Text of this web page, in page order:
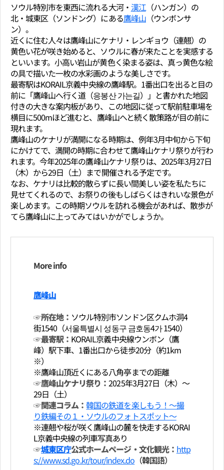
ソウル特別市を東西に流れる大河・ 漢江（ハンガン）の
北・城東区（ソンドング）にある鷹峰山（ウンボンサ
ン）。
近くに住む人々は鷹峰山にケナリ・レンギョウ（連翹）の
黄色い花が咲き始めると、ソウルに春が来たことを実感する
といいます。小高い岩山が黄色く染まる姿は、真っ黄色な絵
の具で描いた一枚の水彩画のような美しさです。
最寄駅はKORAIL京義中央線の鷹峰駅。1番出口を出ると目の
前に「鷹峰山へ行く道（응봉산 가는길）」と書かれた地図
付きの大きな案内板があり、この地図に従って駅前駐車場を
横目に500mほど進むと、鷹峰山へと続く散策路が目の前に
現れます。
鷹峰山のケナリが満開になる時期は、例年3月中旬から下旬
にかけてで、満開の時期に合わせて鷹峰山ケナリ祭りが行わ
れます。今年2025年の鷹峰山ケナリ祭りは、2025年3月27日
（木）から29日（土）まで開催される予定です。
なお、ケナリは比較的散らずに長い間美しい姿を私たちに
見せてくれるので、お祭りの後もしばらくはきれいな景色が
楽しめます。この時期ソウルを訪れる機会があれば、散歩が
てら鷹峰山に上ってみてはいかがでしょうか。
More info
鷹峰山
☞所在地： ソウル特別市ソンドン区クムホ洞4
街1540（서울특별시 성동구 금호동4가 1540）
☞最寄駅： KORAIL京義中央線ウンボン（鷹
峰）駅下車、1番出口から徒歩20分（約1km
※）
※鷹峰山頂近くにある八角亭までの距離
☞鷹峰山ケナリ祭り：2025年3月27日（木）～
29日（土）
☞関連コラム：韓国の鉄道を楽しもう！～撮
り鉄編その１・ソウルのフォトスポット～
※連翹や桜が咲く鷹峰山の麓を快走するKORAI
L京義中央線の列車写真あり
☞城東区庁公式ホームページ・文化観光： http
s://www.sd.go.kr/tour/index.do （韓国語）